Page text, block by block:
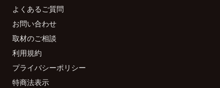
よくあるご質問
お問い合わせ
取材のご相談
利用規約
プライバシーポリシー
特商法表示